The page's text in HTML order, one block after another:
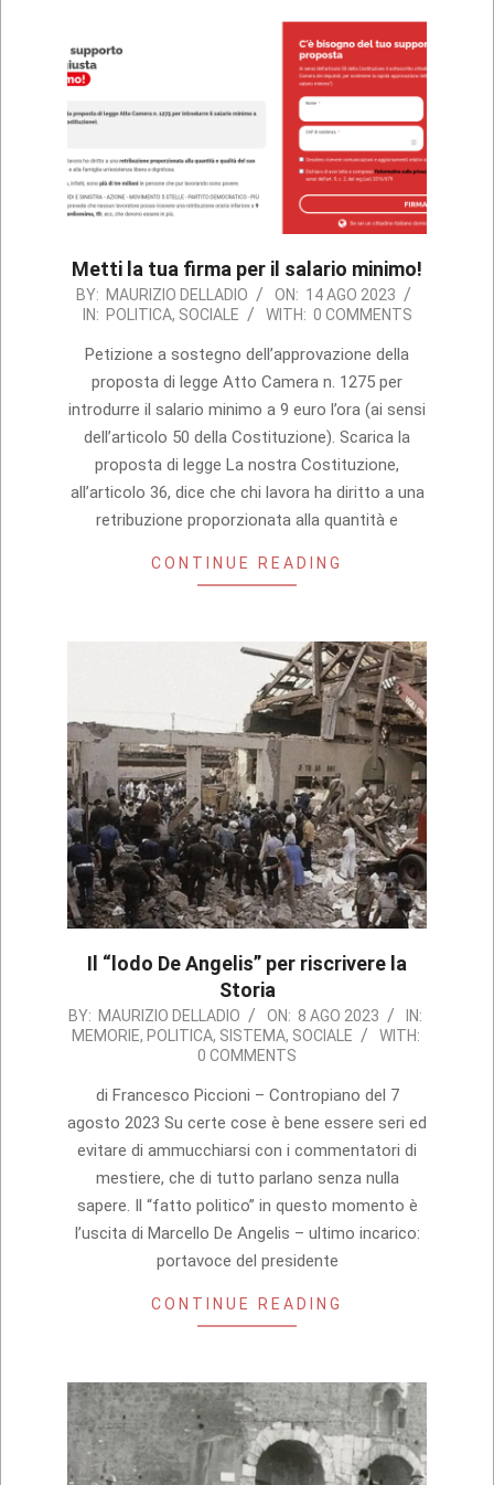
Metti la tua firma per il salario minimo!
2023-
08-
BY: MAURIZIO DELLADIO ON: 14 AGO 2023
IN: POLITICA, SOCIALE WITH: 0 COMMENTS
Petizione a sostegno dell’approvazione della
proposta di legge Atto Camera n. 1275 per
introdurre il salario minimo a 9 euro l’ora (ai sensi
dell’articolo 50 della Costituzione). Scarica la
proposta di legge La nostra Costituzione,
all’articolo 36, dice che chi lavora ha diritto a una
retribuzione proporzionata alla quantità e
CONTINUE READING
Il “lodo De Angelis” per riscrivere la
Storia
2023-
08-
BY: MAURIZIO DELLADIO ON: 8 AGO 2023
IN:
MEMORIE, POLITICA, SISTEMA, SOCIALE
WITH:
0 COMMENTS
di Francesco Piccioni – Contropiano del 7
agosto 2023 Su certe cose è bene essere seri ed
evitare di ammucchiarsi con i commentatori di
mestiere, che di tutto parlano senza nulla
sapere. Il “fatto politico” in questo momento è
l’uscita di Marcello De Angelis – ultimo incarico:
portavoce del presidente
CONTINUE READING